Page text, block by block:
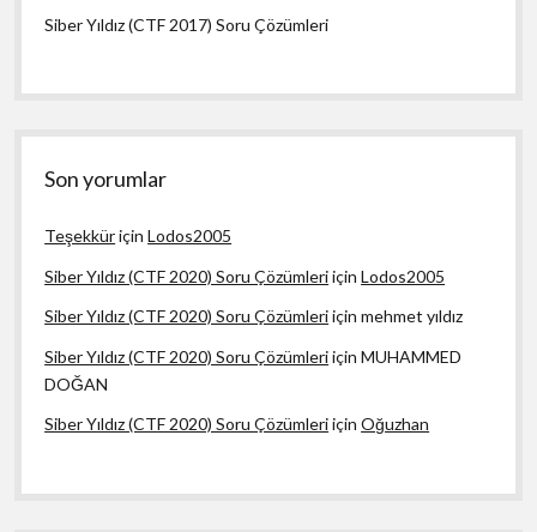
Siber Yıldız (CTF 2017) Soru Çözümleri
Son yorumlar
TeşekküriçinLodos2005
Siber Yıldız (CTF 2020) Soru ÇözümleriiçinLodos2005
Siber Yıldız (CTF 2020) Soru Çözümleriiçinmehmet yıldız
Siber Yıldız (CTF 2020) Soru ÇözümleriiçinMUHAMMED
DOĞAN
Siber Yıldız (CTF 2020) Soru ÇözümleriiçinOğuzhan